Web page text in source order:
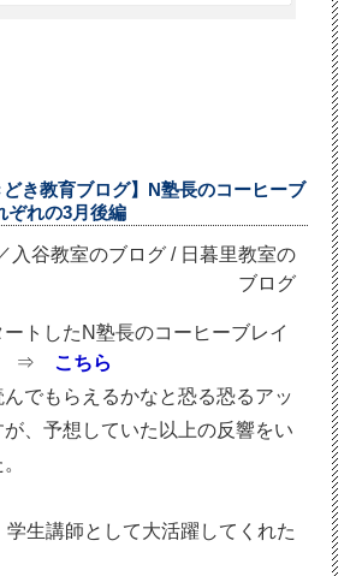
どき教育ブログ】N塾長のコーヒーブ
れの3月後編
入谷教室のブログ / 日暮里教室の
ブログ
トしたN塾長のコーヒーブレイ
⇒ こちら
んでもらえるかなと恐る恐るアッ
、予想していた以上の反響をい
学生講師として大活躍してくれた